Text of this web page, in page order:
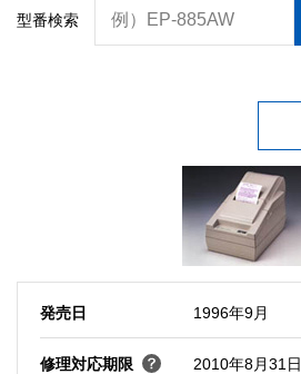
型番検索 例）EP-885AW
発売日 1996年9月
修理対応期限 2010年8月31日